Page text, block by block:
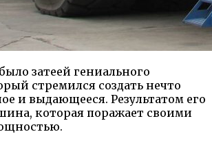
затеей гениального
стремился создать нечто
и выдающееся. Результатом его
которая поражает своими